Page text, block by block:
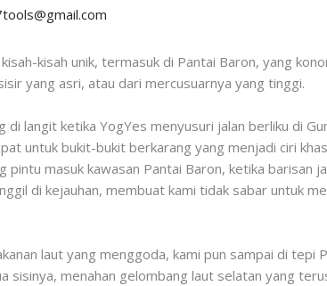
kisah unik, termasuk di Pantai Baron, yang
yang asri, atau dari mercusuarnya yang tinggi.
langit ketika YogYes menyusuri jalan berliku di
untuk bukit-bukit berkarang yang menjadi ciri
masuk kawasan Pantai Baron, ketika barisan
di kejauhan, membuat kami tidak sabar untuk
laut yang menggoda, kami pun sampai di tepi
sisinya, menahan gelombang laut selatan yang